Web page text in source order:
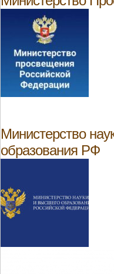
Министерство
образования РФ